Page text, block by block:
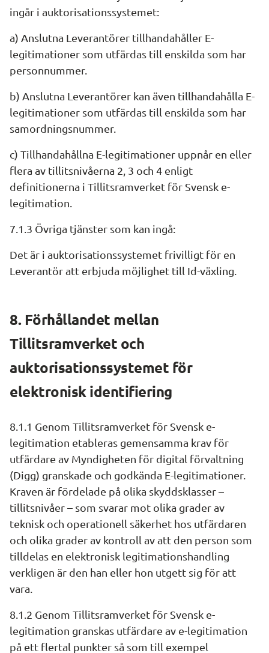
ingår i auktorisationssystemet:
a) Anslutna Leverantörer tillhandahåller E-
legitimationer som utfärdas till enskilda som har
personnummer.
b) Anslutna Leverantörer kan även tillhandahålla E-
legitimationer som utfärdas till enskilda som har
samordningsnummer.
c) Tillhandahållna E-legitimationer uppnår en eller
flera av tillitsnivåerna 2, 3 och 4 enligt
definitionerna i Tillitsramverket för Svensk e-
legitimation.
7.1.3 Övriga tjänster som kan ingå:
Det är i auktorisationssystemet frivilligt för en
Leverantör att erbjuda möjlighet till Id-växling.
8. Förhållandet mellan
Tillitsramverket och
auktorisationssystemet för
elektronisk identifiering
8.1.1 Genom Tillitsramverket för Svensk e-
legitimation etableras gemensamma krav för
utfärdare av Myndigheten för digital förvaltning
(Digg) granskade och godkända E-legitimationer.
Kraven är fördelade på olika skyddsklasser –
tillitsnivåer – som svarar mot olika grader av
teknisk och operationell säkerhet hos utfärdaren
och olika grader av kontroll av att den person som
tilldelas en elektronisk legitimationshandling
verkligen är den han eller hon utgett sig för att
vara.
8.1.2 Genom Tillitsramverket för Svensk e-
legitimation granskas utfärdare av e-legitimation
på ett flertal punkter så som till exempel